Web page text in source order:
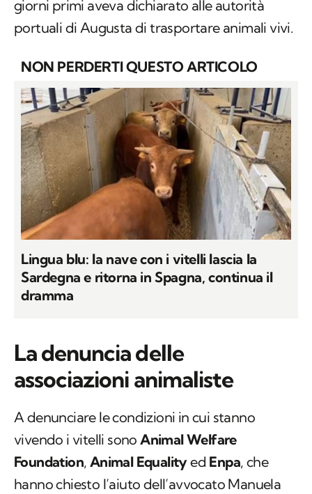
giorni primi aveva dichiarato alle autorità
portuali di Augusta di trasportare animali vivi.
NON PERDERTI QUESTO ARTICOLO
Lingua blu: la nave con i vitelli lascia la
Sardegna e ritorna in Spagna, continua il
dramma
La denuncia delle
associazioni animaliste
A denunciare le condizioni in cui stanno
vivendo i vitelli sonoAnimal Welfare
Foundation, Animal Equalityed Enpa, che
hanno chiesto l’aiuto dell’avvocato Manuela